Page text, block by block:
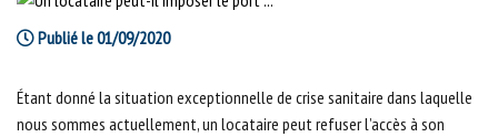
Publié le 01/09/2020
Étant donné la situation exceptionnelle de crise sanitaire dans laquelle
nous sommes actuellement, un locataire peut refuser l’accès à son